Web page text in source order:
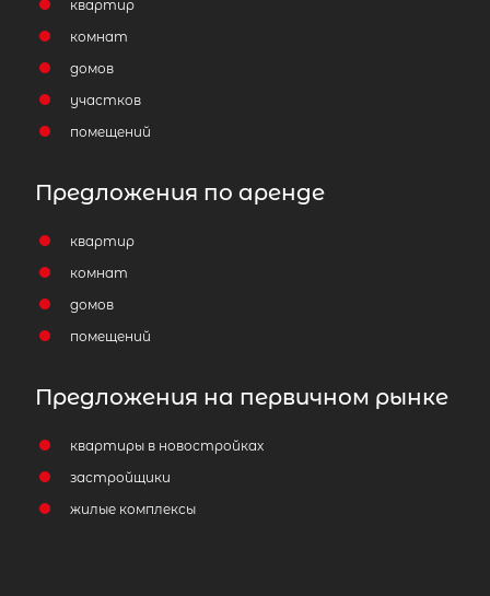
Популярное
квартир
комнат
домов
участков
помещений
Предложения по аренде
квартир
комнат
домов
помещений
Предложения на первичном рынке
квартиры в новостройках
застройщики
жилые комплексы